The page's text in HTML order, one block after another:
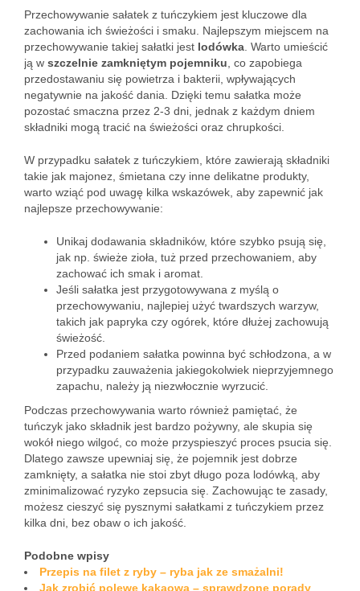
Przechowywanie sałatek z tuńczykiem jest kluczowe dla
zachowania ich świeżości i smaku. Najlepszym miejscem na
przechowywanie takiej sałatki jest lodówka . Warto umieścić
ją w szczelnie zamkniętym pojemniku , co zapobiega
przedostawaniu się powietrza i bakterii, wpływających
negatywnie na jakość dania. Dzięki temu sałatka może
pozostać smaczna przez 2-3 dni, jednak z każdym dniem
składniki mogą tracić na świeżości oraz chrupkości.
W przypadku sałatek z tuńczykiem, które zawierają składniki
takie jak majonez, śmietana czy inne delikatne produkty,
warto wziąć pod uwagę kilka wskazówek, aby zapewnić jak
najlepsze przechowywanie:
Unikaj dodawania składników, które szybko psują się,
jak np. świeże zioła, tuż przed przechowaniem, aby
zachować ich smak i aromat.
Jeśli sałatka jest przygotowywana z myślą o
przechowywaniu, najlepiej użyć twardszych warzyw,
takich jak papryka czy ogórek, które dłużej zachowują
świeżość.
Przed podaniem sałatka powinna być schłodzona, a w
przypadku zauważenia jakiegokolwiek nieprzyjemnego
zapachu, należy ją niezwłocznie wyrzucić.
Podczas przechowywania warto również pamiętać, że
tuńczyk jako składnik jest bardzo pożywny, ale skupia się
wokół niego wilgoć, co może przyspieszyć proces psucia się.
Dlatego zawsze upewniaj się, że pojemnik jest dobrze
zamknięty, a sałatka nie stoi zbyt długo poza lodówką, aby
zminimalizować ryzyko zepsucia się. Zachowując te zasady,
możesz cieszyć się pysznymi sałatkami z tuńczykiem przez
kilka dni, bez obaw o ich jakość.
Podobne wpisy
Przepis na filet z ryby – ryba jak ze smażalni!
Jak zrobić polewę kakaową – sprawdzone porady